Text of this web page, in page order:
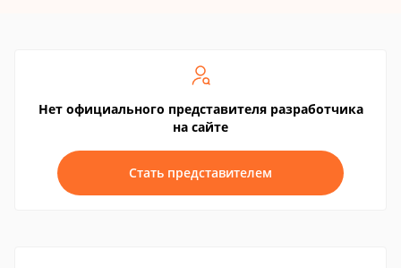
Нет официального представителя разработчика
на сайте
Стать представителем